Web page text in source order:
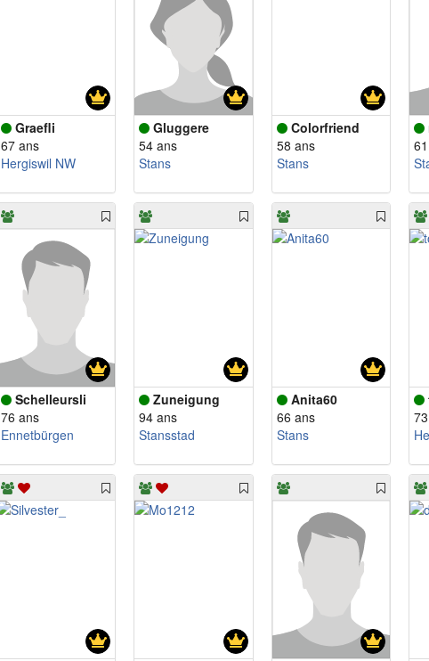
Graefli
67 ans
Hergiswil NW
Gluggere
54 ans
Stans
Colorfriend
58 ans
Stans
Schelleursli
76 ans
Ennetbürgen
Zuneigung
94 ans
Stansstad
Anita60
66 ans
Stans